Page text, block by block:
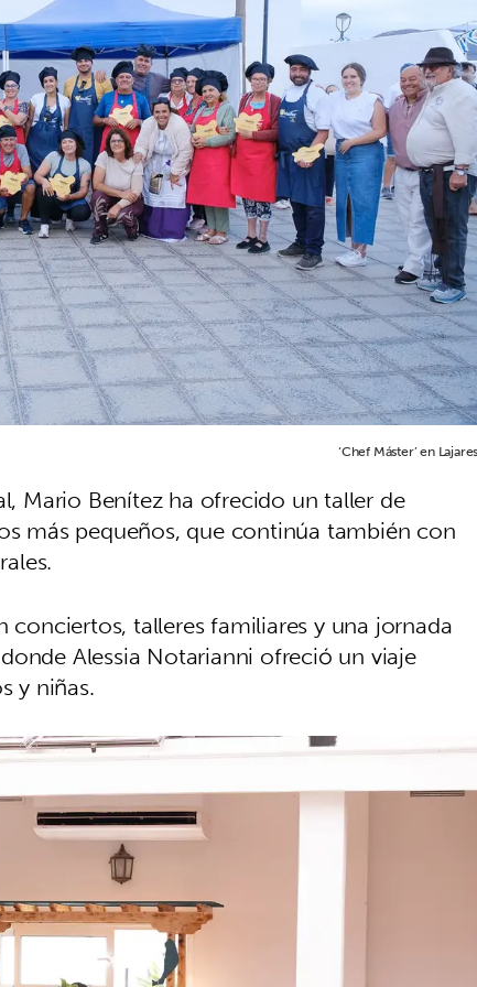
‘Chef Máster’ en
Mario Benítez ha ofrecido un taller de
más pequeños, que continúa también con
talleres familiares y una jornada
Alessia Notarianni ofreció un viaje
y niñas.